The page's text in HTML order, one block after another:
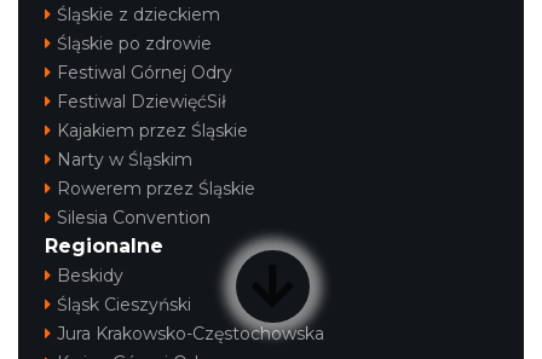
Śląskie z dzieckiem
Śląskie po zdrowie
Festiwal Górnej Odry
Festiwal DziewięćSił
Kajakiem przez Śląskie
Narty w Śląskim
Rowerem przez Śląskie
Silesia Convention
Regionalne
Beskidy
Śląsk Cieszyński
Jura Krakowsko-Częstochowska